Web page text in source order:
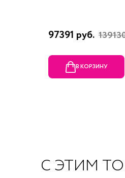
97391 руб.
В КОРЗИНУ
С ЭТИМ